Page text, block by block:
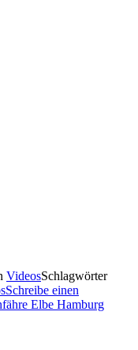
VideosSchlagwörter
Schreibe einen
Elbe Hamburg